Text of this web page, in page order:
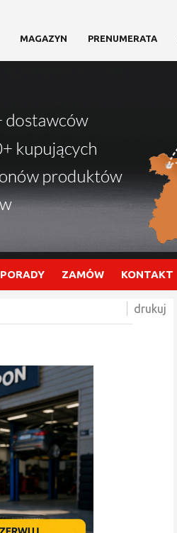
MAGAZYN PRENUMERATA
PORADY ZAMÓW KONTAKT
drukuj